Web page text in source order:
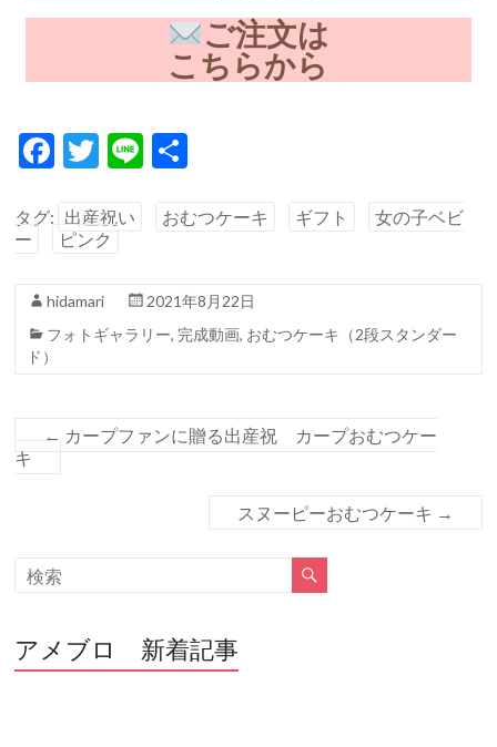
ご注文は
こちらから
F
e
b
o
o
T
itt
er
Li
タグ: 出産祝い おむつケーキ ギフト
女の子ベビ
ー
ピンク
hidamari
2021年8月22日
フォトギャラリー, 完成動画, おむつケーキ（2段スタンダー
ド）
← カープファンに贈る出産祝 カープおむつケー
キ
スヌーピーおむつケーキ →
アメブロ 新着記事